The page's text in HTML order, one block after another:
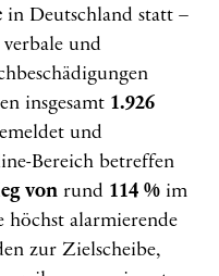
in Deutschland statt –
und
insgesamt 1.926
und
Bereich betreffen
vonrund 114 %im
höchst alarmierende
zur Zielscheibe,